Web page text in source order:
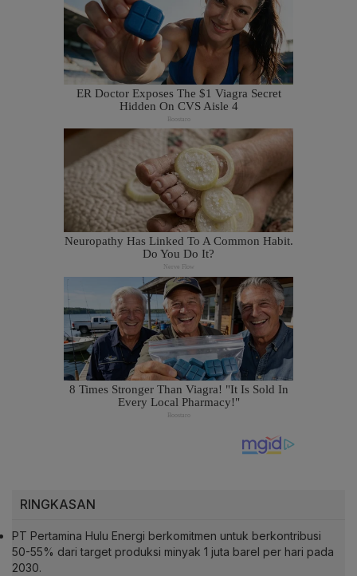
RINGKASAN
PT Pertamina Hulu Energi berkomitmen untuk berkontribusi
50-55% dari target produksi minyak 1 juta barel per hari pada
2030.